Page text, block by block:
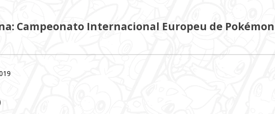
Campeonato Internacional Europeu de Pokémon